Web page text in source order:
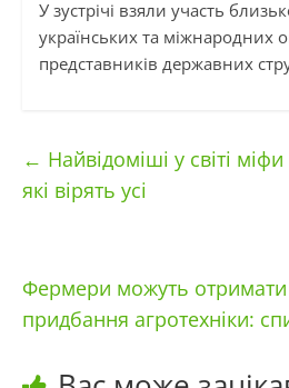
У зустрічі взяли участь
українських та міжнародних
представників державних
← Найвідоміші у світі
які вірять усі
Фермери можуть
придбання агротехніки: